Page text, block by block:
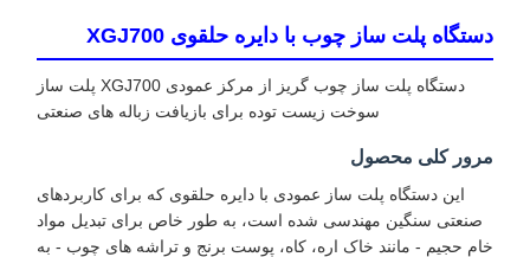
دستگاه پلت ساز چوب با دایره حلقوی XGJ700
دستگاه پلت ساز چوب گریز از مرکز عمودی XGJ700 پلت ساز
سوخت زیست توده برای بازیافت زباله های صنعتی
مرور کلی محصول
این دستگاه پلت ساز عمودی با دایره حلقوی که برای کاربردهای
صنعتی سنگین مهندسی شده است، به طور خاص برای تبدیل مواد
خام حجیم - مانند خاک اره، کاه، پوست برنج و تراشه های چوب - به